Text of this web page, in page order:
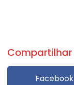
Compartilhar
Facebook